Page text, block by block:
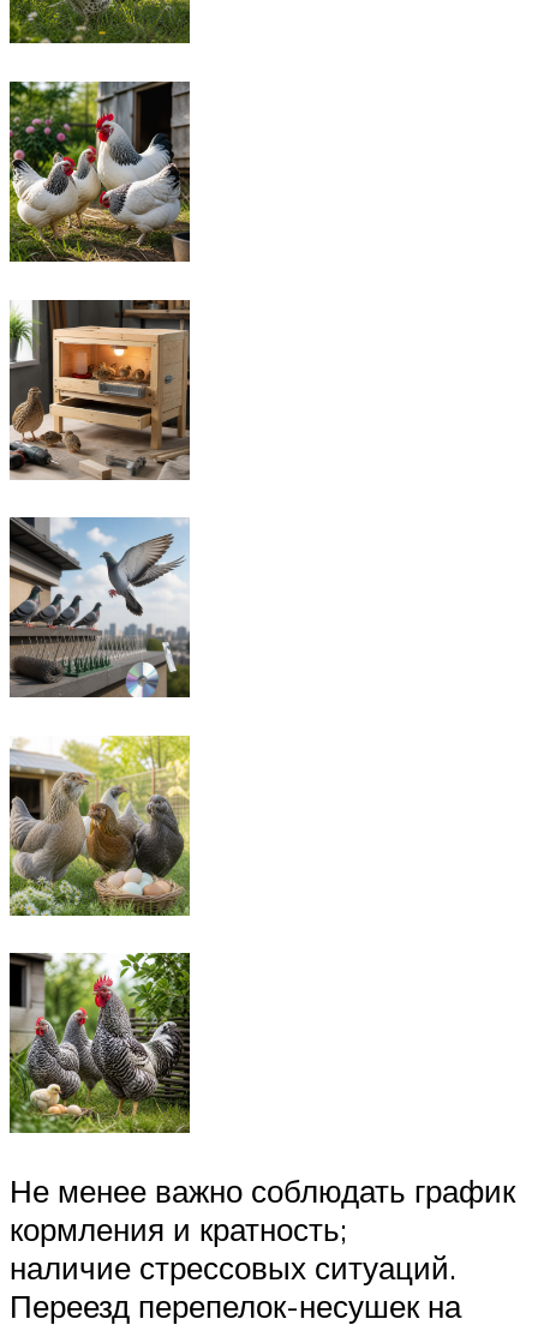
Не менее важно соблюдать график
кормления и кратность;
наличие стрессовых ситуаций.
Переезд перепелок-несушек на